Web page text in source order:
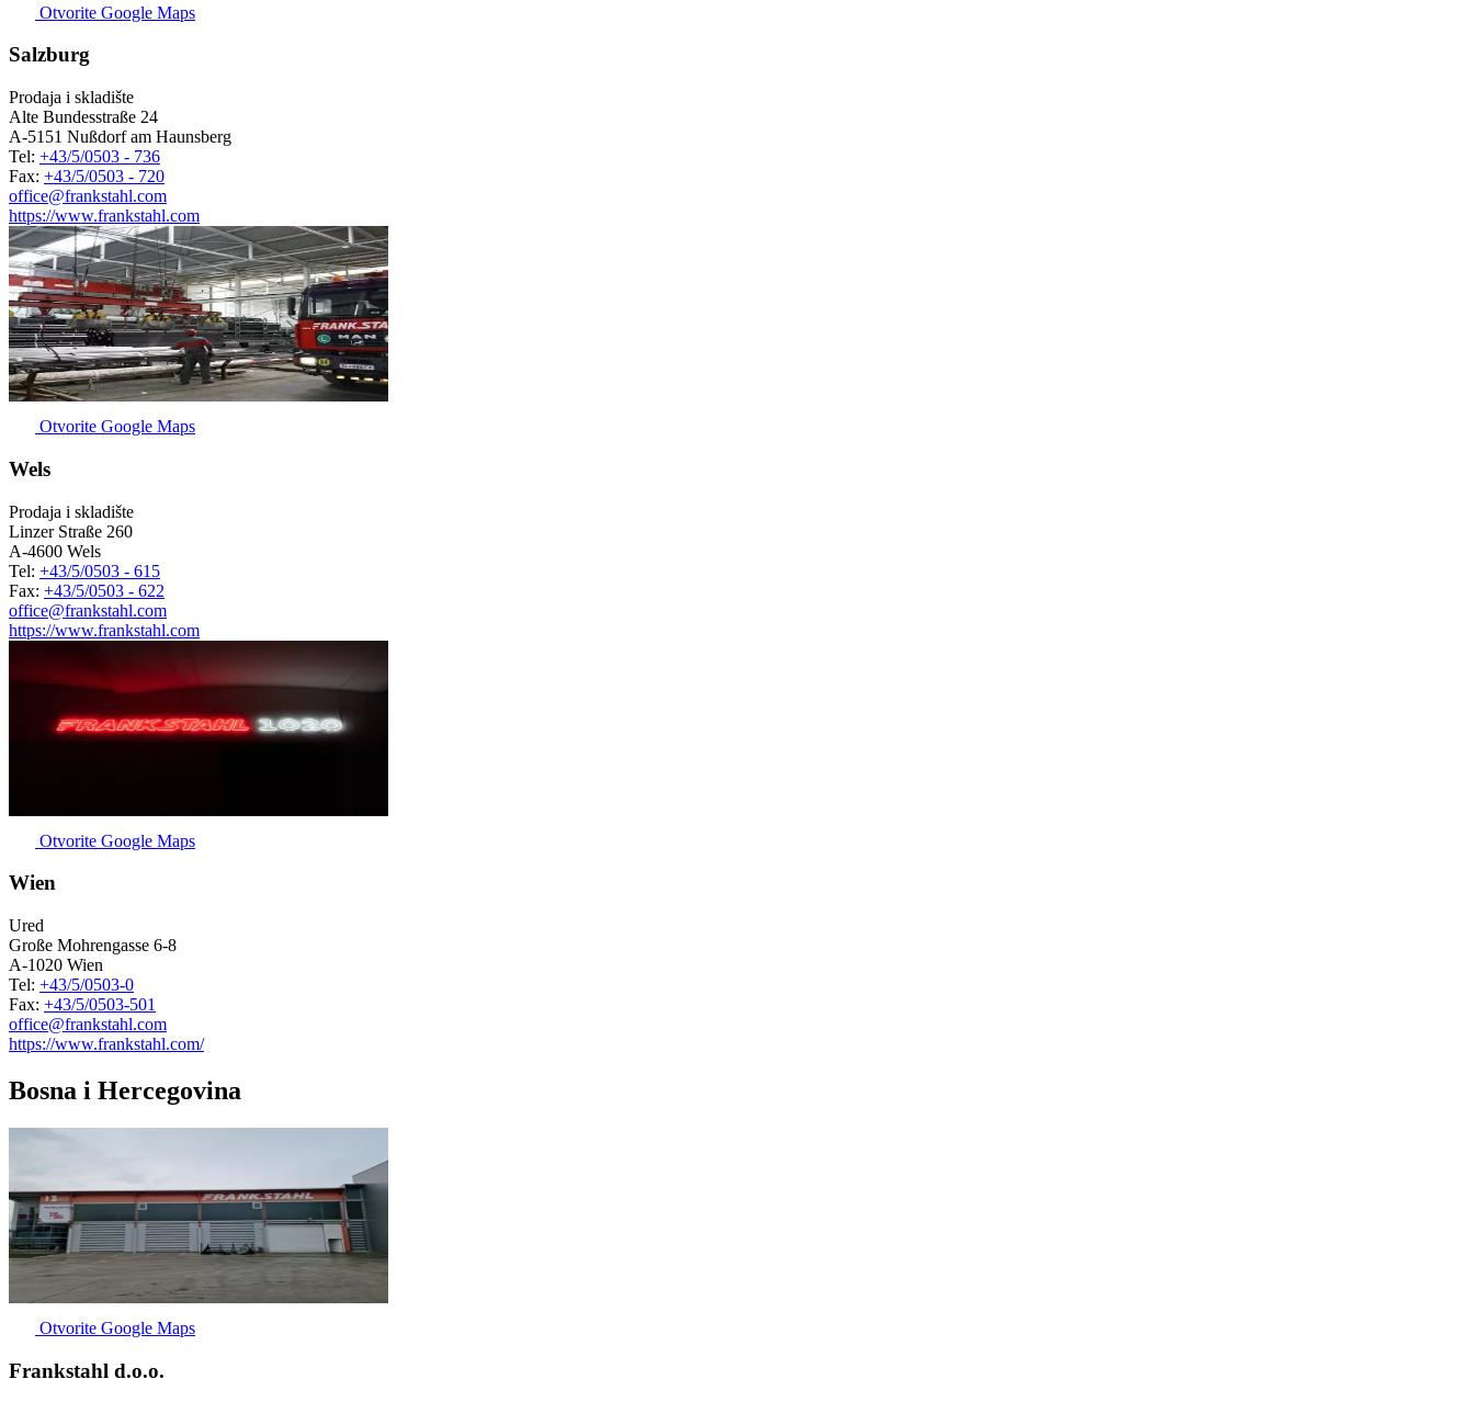
Otvorite Google Maps
Salzburg
Prodaja i skladište
Alte Bundesstraße 24
A-5151 Nußdorf am Haunsberg
Tel: +43/5/0503 - 736
Fax: +43/5/0503 - 720
office@frankstahl.com
https://www.frankstahl.com
Otvorite Google Maps
Wels
Prodaja i skladište
Linzer Straße 260
A-4600 Wels
Tel: +43/5/0503 - 615
Fax: +43/5/0503 - 622
office@frankstahl.com
https://www.frankstahl.com
Otvorite Google Maps
Wien
Ured
Große Mohrengasse 6-8
A-1020 Wien
Tel: +43/5/0503-0
Fax: +43/5/0503-501
office@frankstahl.com
https://www.frankstahl.com/
Bosna i Hercegovina
Otvorite Google Maps
Frankstahl d.o.o.